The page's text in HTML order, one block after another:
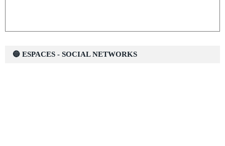
🔵 ESPACES - SOCIAL NETWORKS